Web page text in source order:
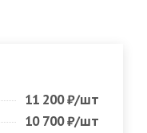
11 200₽/шт
10 700₽/шт